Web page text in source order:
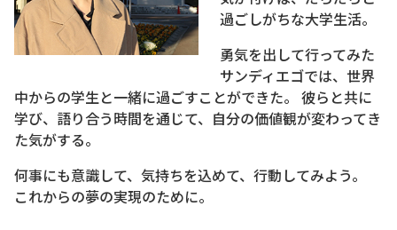
過ごしがちな大学生活。
勇気を出して行ってみた
サンディエゴでは、世界
中からの学生と一緒に過ごすことができた。 彼らと共に
学び、語り合う時間を通じて、自分の価値観が変わってき
た気がする。
何事にも意識して、気持ちを込めて、行動してみよう。
これからの夢の実現のために。